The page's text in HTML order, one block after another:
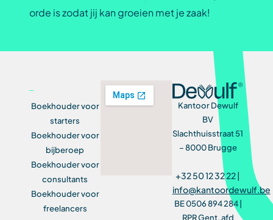
orde is zodat jij kan groeien met je zaak!
Boekhouder voor
starters
Boekhouder voor
bijberoep
Boekhouder voor
consultants
Boekhouder voor
freelancers
Kantoor Dewulf
BV
Slachthuisstraat 51
– 8000 Brugge
+32 50 12 32 22 |
info@kantoordewulf.be
BE 0506 894 284 |
RPR Gent, afd